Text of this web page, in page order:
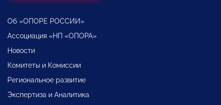
Об «ОПОРЕ РОССИИ»
Ассоциация «НП «ОПОРА»
Новости
Комитеты и Комиссии
Региональное развитие
Экспертиза и Аналитика